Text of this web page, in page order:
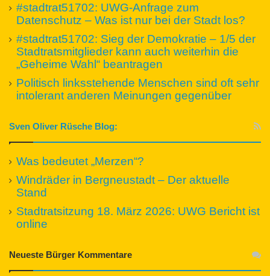
#stadtrat51702: UWG-Anfrage zum
Datenschutz – Was ist nur bei der Stadt los?
#stadtrat51702: Sieg der Demokratie – 1/5 der
Stadtratsmitglieder kann auch weiterhin die
„Geheime Wahl“ beantragen
Politisch linksstehende Menschen sind oft sehr
intolerant anderen Meinungen gegenüber
Sven Oliver Rüsche Blog:
Was bedeutet „Merzen“?
Windräder in Bergneustadt – Der aktuelle
Stand
Stadtratsitzung 18. März 2026: UWG Bericht ist
online
Neueste Bürger Kommentare